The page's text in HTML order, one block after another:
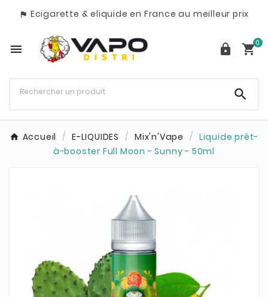
 Ecigarette & eliquide en France au meilleur prix
  0

Accueil E-LIQUIDES Mix'n'Vape
Liquide prêt-
à-booster Full Moon - Sunny - 50ml